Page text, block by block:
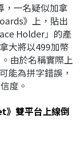
一名疑似加拿
》上，貼出
Holder」的產
大將以499加幣
由於名稱實際上
能為拼字錯誤，
度。
》雙平台上線倒